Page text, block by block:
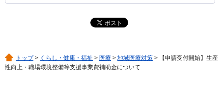
トップ> くらし・健康・福祉 > 医療 > 地域医療対策 > 【申請受付開始】生産
性向上・職場環境整備等支援事業費補助金について